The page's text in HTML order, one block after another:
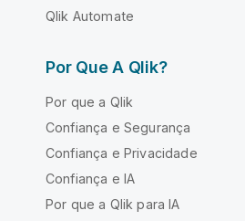
Qlik Automate
Por Que A Qlik?
Por que a Qlik
Confiança e Segurança
Confiança e Privacidade
Confiança e IA
Por que a Qlik para IA